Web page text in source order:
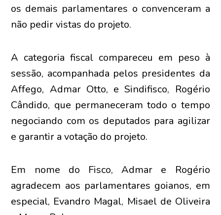
os demais parlamentares o convenceram a
não pedir vistas do projeto.
A categoria fiscal compareceu em peso à
sessão, acompanhada pelos presidentes da
Affego, Admar Otto, e Sindifisco, Rogério
Cândido, que permaneceram todo o tempo
negociando com os deputados para agilizar
e garantir a votação do projeto.
Em nome do Fisco, Admar e Rogério
agradecem aos parlamentares goianos, em
especial, Evandro Magal, Misael de Oliveira